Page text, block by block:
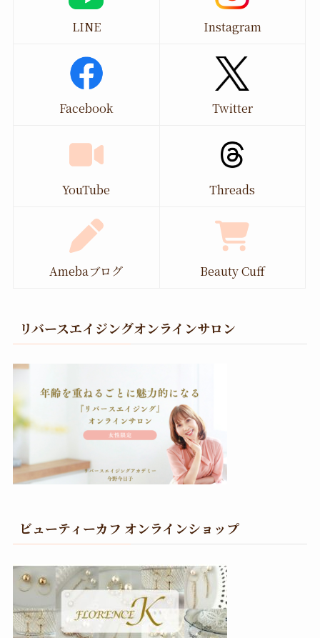
LINE Instagram
Facebook Twitter
YouTube Threads
Amebaブログ Beauty Cuff
リバースエイジングオンラインサロン
ビューティーカフ オンラインショップ